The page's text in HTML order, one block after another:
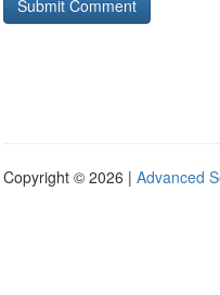
Copyright © 2026 | Advanced